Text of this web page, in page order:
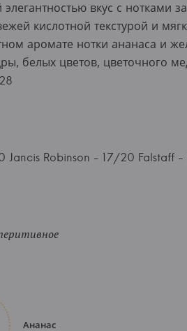
вкус с нотками
кислотной текстурой и
аромате нотки ананаса и
белых цветов, цветочного
Robinson - 17/20 Falstaff
Ананас